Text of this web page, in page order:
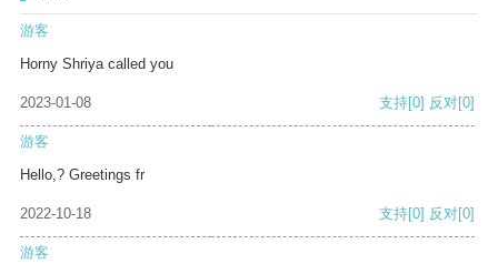
游客
Horny Shriya called you
2023-01-08 支持[0] 反对[0]
游客
Hello,? Greetings fr
2022-10-18 支持[0] 反对[0]
游客